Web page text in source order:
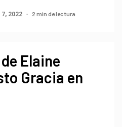
2022 2 min de lectura
Elaine
Gracia en